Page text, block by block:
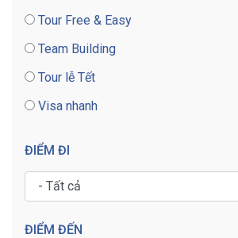
Tour Free & Easy
Team Building
Tour lễ Tết
Visa nhanh
ĐIỂM ĐI
ĐIỂM ĐẾN